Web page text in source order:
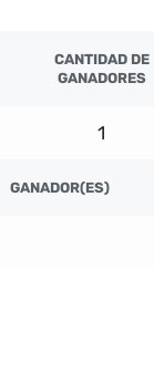
CANTIDAD DE
GANADORES
1
GANADOR(ES)